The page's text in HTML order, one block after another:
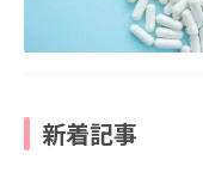
新着記事